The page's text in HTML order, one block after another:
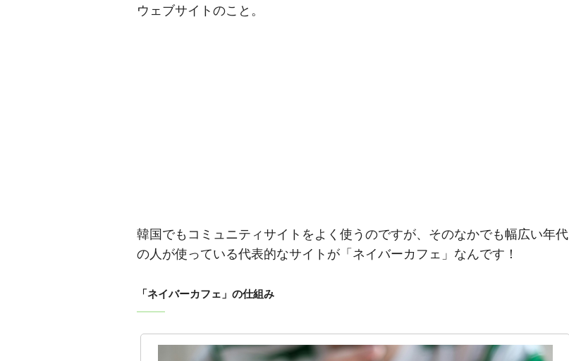
ウェブサイトのこと。
韓国でもコミュニティサイトをよく使うのですが、そのなかでも幅広い年代
の人が使っている代表的なサイトが「ネイバーカフェ」なんです！
「ネイバーカフェ」の仕組み